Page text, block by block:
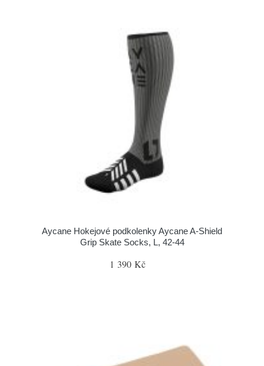
Aycane Hokejové podkolenky Aycane A-Shield
Grip Skate Socks, L, 42-44
1 390 Kč